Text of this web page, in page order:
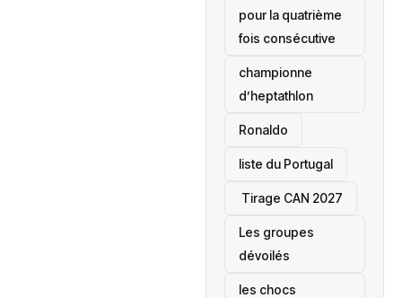
pour la quatrième
fois consécutive
championne
d’heptathlon
Ronaldo
liste du Portugal
‎ Tirage CAN 2027
Les groupes
dévoilés
les chocs